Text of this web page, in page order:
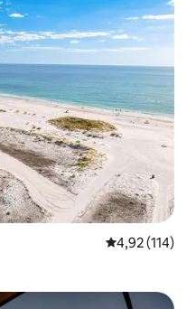
Средна
4,92 (114)